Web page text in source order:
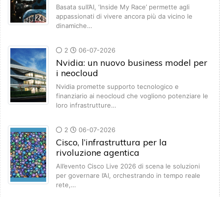
Basata sull’AI, ‘Inside My Race’ permette agli
appassionati di vivere ancora più da vicino le
dinamiche…
2 06-07-2026
Nvidia: un nuovo business model per
i neocloud
Nvidia promette supporto tecnologico e
finanziario ai neocloud che vogliono potenziare le
loro infrastrutture…
2 06-07-2026
Cisco, l’infrastruttura per la
rivoluzione agentica
All’evento Cisco Live 2026 di scena le soluzioni
per governare l’AI, orchestrando in tempo reale
rete,…